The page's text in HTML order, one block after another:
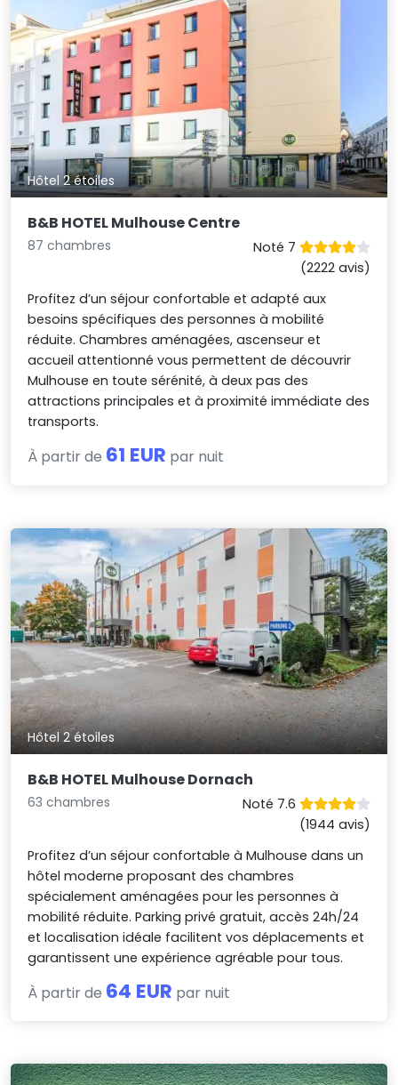
Hôtel 2 étoiles
B&B HOTEL Mulhouse Centre
87 chambres
Noté 7
(2222 avis)
Profitez d’un séjour confortable et adapté aux
besoins spécifiques des personnes à mobilité
réduite. Chambres aménagées, ascenseur et
accueil attentionné vous permettent de découvrir
Mulhouse en toute sérénité, à deux pas des
attractions principales et à proximité immédiate des
transports.
À partir de 61 EUR par nuit
Hôtel 2 étoiles
B&B HOTEL Mulhouse Dornach
63 chambres
Noté 7.6
(1944 avis)
Profitez d’un séjour confortable à Mulhouse dans un
hôtel moderne proposant des chambres
spécialement aménagées pour les personnes à
mobilité réduite. Parking privé gratuit, accès 24h/24
et localisation idéale facilitent vos déplacements et
garantissent une expérience agréable pour tous.
À partir de 64 EUR par nuit